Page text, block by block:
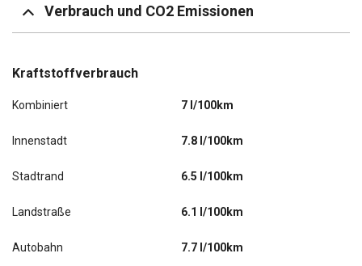
Verbrauch und CO2 Emissionen
Kraftstoffverbrauch
Kombiniert 7 l/100km
Innenstadt 7.8 l/100km
Stadtrand 6.5 l/100km
Landstraße 6.1 l/100km
Autobahn 7.7 l/100km